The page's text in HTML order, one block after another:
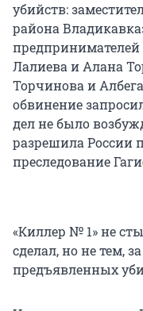
убийств:
района
Лалиева и Алана
Торчинова и
обвинение
дел не было
разрешила России
преследование
«Киллер № 1» не
сделал, но не тем,
предъявленных